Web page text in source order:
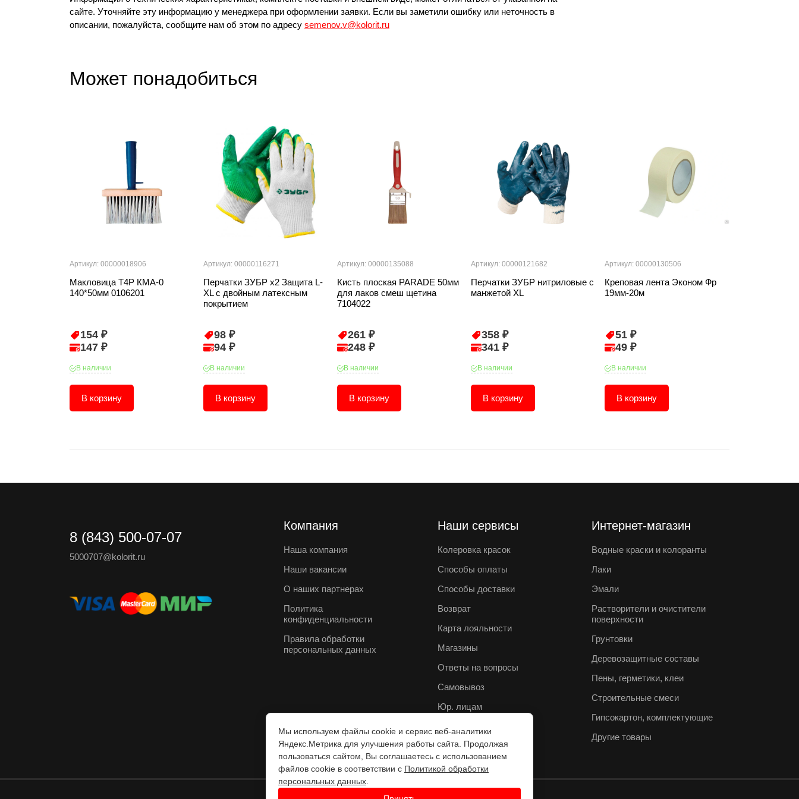
сайте. Уточняйте эту информацию у менеджера при оформлении заявки. Если вы заметили ошибку или неточность в
описании, пожалуйста, сообщите нам об этом по адресу semenov.v@kolorit.ru
Может понадобиться
Артикул: 00000018906
Макловица T4P КМА-0
140*50мм 0106201
154 ₽
147 ₽
В наличии
В корзину
Артикул: 00000116271
Перчатки ЗУБР х2 Защита L-
XL с двойным латексным
покрытием
98 ₽
94 ₽
В наличии
В корзину
Артикул: 00000135088
Кисть плоская PARADE 50мм
для лаков смеш щетина
7104022
261 ₽
248 ₽
В наличии
В корзину
Артикул: 00000121682
Перчатки ЗУБР нитриловые с
манжетой XL
358 ₽
341 ₽
В наличии
В корзину
Артикул: 00000130506
Креповая лента Эконом Фр
19мм-20м
51 ₽
49 ₽
В наличии
В корзину
8 (843) 500-07-07
5000707@kolorit.ru
Компания
Наша компания
Наши вакансии
О наших партнерах
Политика
конфиденциальности
Правила обработки
персональных данных
Наши сервисы
Колеровка красок
Способы оплаты
Способы доставки
Возврат
Карта лояльности
Магазины
Ответы на вопросы
Самовывоз
Юр. лицам
Интернет-магазин
Водные краски и колоранты
Лаки
Эмали
Растворители и очистители
поверхности
Грунтовки
Деревозащитные составы
Пены, герметики, клеи
Строительные смеси
Гипсокартон, комплектующие
Другие товары
Мы используем файлы cookie и сервис веб-аналитики
Яндекс.Метрика для улучшения работы сайта. Продолжая
пользоваться сайтом, Вы соглашаетесь с использованием
файлов cookie в соответствии с Политикой обработки
персональных данных